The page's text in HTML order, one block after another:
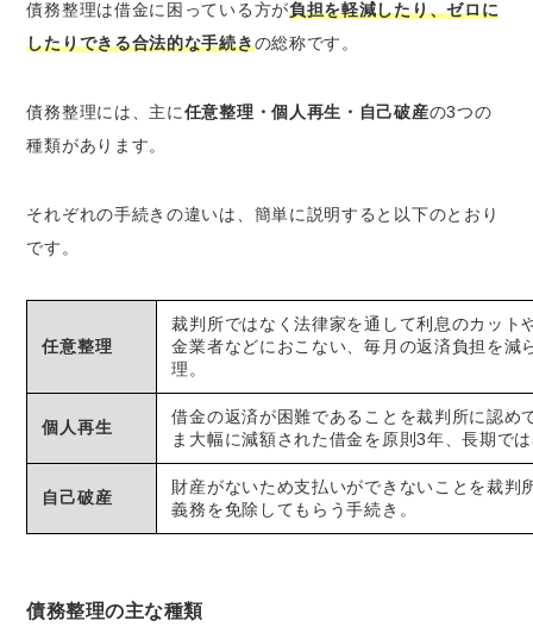
債務整理は借金に困っている方が負担を軽減したり、ゼロに
したりできる合法的な手続きの総称です。
債務整理には、主に任意整理・個人再生・自己破産の3つの
種類があります。
それぞれの手続きの違いは、簡単に説明すると以下のとおり
です。
任意整理
裁判所ではなく法律家を通して利息のカット
金業者などにおこない、毎月の返済負担を減
理。
個人再生
借金の返済が困難であることを裁判所に認め
ま大幅に減額された借金を原則3年、長期で
自己破産
財産がないため支払いができないことを裁判
義務を免除してもらう手続き。
債務整理の主な種類